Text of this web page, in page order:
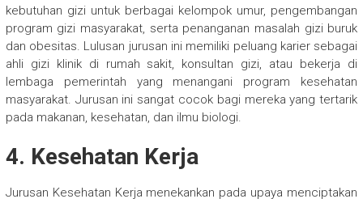
kebutuhan gizi untuk berbagai kelompok umur, pengembangan
program gizi masyarakat, serta penanganan masalah gizi buruk
dan obesitas. Lulusan jurusan ini memiliki peluang karier sebagai
ahli gizi klinik di rumah sakit, konsultan gizi, atau bekerja di
lembaga pemerintah yang menangani program kesehatan
masyarakat. Jurusan ini sangat cocok bagi mereka yang tertarik
pada makanan, kesehatan, dan ilmu biologi.
4. Kesehatan Kerja
Jurusan Kesehatan Kerja menekankan pada upaya menciptakan